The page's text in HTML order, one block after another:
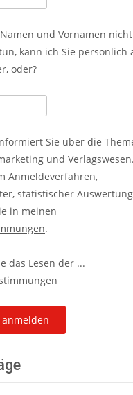
und Vornamen
kann ich Sie persönlich
oder?
Sie über die
und Verlagswesen.
Anmeldeverfahren,
statistischer
in meinen
.
das Lesen der ...